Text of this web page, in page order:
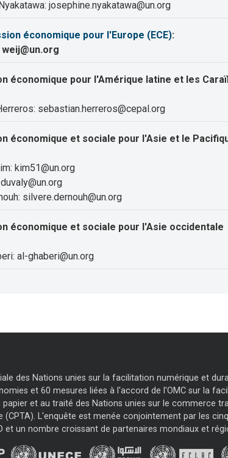
josephine.nyakatawa@un.org
économique pour l'Europe (ECE):
économique pour l'Amérique latine et les
sebastian.herreros@cepal.org
économique et sociale pour l'Asie et le
kim51@un.org
silvere.dernouh@un.org
économique et sociale pour l'Asie occidentale
al-ghaberi@un.org
des Nations unies sur la facilitation numérique et
et 60 mesures liées à l'accord de l'OMC sur la
et au traité des Nations unies sur le commerce
(CPTA). L'enquête est menée conjointement par les
et un nombre croissant de partenaires mondiaux et